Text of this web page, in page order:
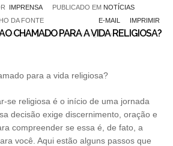
IMPRENSA PUBLICADO EM NOTÍCIAS
DA FONTE IMPRIMIR
E-MAIL
CHAMADO PARA A VIDA RELIGIOSA?
para a vida religiosa?
se religiosa é o início de uma jornada
decisão exige discernimento, oração e
compreender se essa é, de fato, a
você. Aqui estão alguns passos que